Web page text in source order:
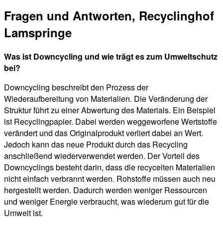
Fragen und Antworten, Recyclinghof
Lamspringe
Was ist Downcycling und wie trägt es zum Umweltschutz
bei?
Downcycling beschreibt den Prozess der
Wiederaufbereitung von Materialien. Die Veränderung der
Struktur führt zu einer Abwertung des Materials. Ein Beispiel
ist Recyclingpapier. Dabei werden weggeworfene Wertstoffe
verändert und das Originalprodukt verliert dabei an Wert.
Jedoch kann das neue Produkt durch das Recycling
anschließend wiederverwendet werden. Der Vorteil des
Downcyclings besteht darin, dass die recycelten Materialien
nicht einfach verbrannt werden. Rohstoffe müssen auch neu
hergestellt werden. Dadurch werden weniger Ressourcen
und weniger Energie verbraucht, was wiederum gut für die
Umwelt ist.